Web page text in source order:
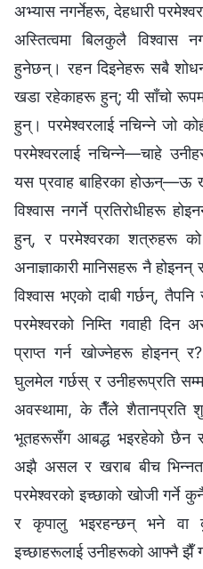
अभ्यास नगर्नेहरू, देहधारी
अस्तित्वमा बिलकुलै विश्‍वास
हुनेछन्। रहन दिइनेहरू सबै
खडा रहेकाहरू हुन्; यी साँचो
हुन्। परमेश्‍वरलाई नचिन्ने जो
परमेश्‍वरलाई नचिन्ने—चाहे
यस प्रवाह बाहिरका होऊन्—ऊ
विश्‍वास नगर्ने प्रतिरोधीहरू
हुन्, र परमेश्‍वरका शत्रुहरू
अनाज्ञाकारी मानिसहरू नै
विश्‍वास भएको दाबी गर्छन्,
परमेश्‍वरको निम्ति गवाही दिन
प्राप्‍त गर्न खोज्नेहरू
घुलमेल गर्छस् र उनीहरूप्रति
अवस्थामा, के तैँले शैतानप्रति
भूतहरूसँग आबद्ध भइरहेको छैन
अझै असल र खराब बीच
परमेश्‍वरको इच्छाको खोजी गर्ने
र कृपालु भइरहन्छन्‌ भने वा
इच्छाहरूलाई उनीहरूको आफ्नै झैँ